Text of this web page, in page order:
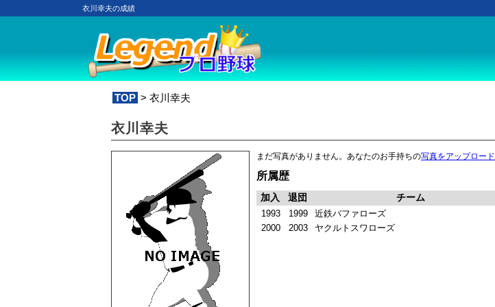
衣川幸夫の成績
TOP > 衣川幸夫
衣川幸夫
まだ写真がありません。あなたのお手持ちの写真をアップロード
所属歴
加入 退団 チーム
1993 1999
近鉄バファローズ
2000
2003 ヤクルトスワローズ